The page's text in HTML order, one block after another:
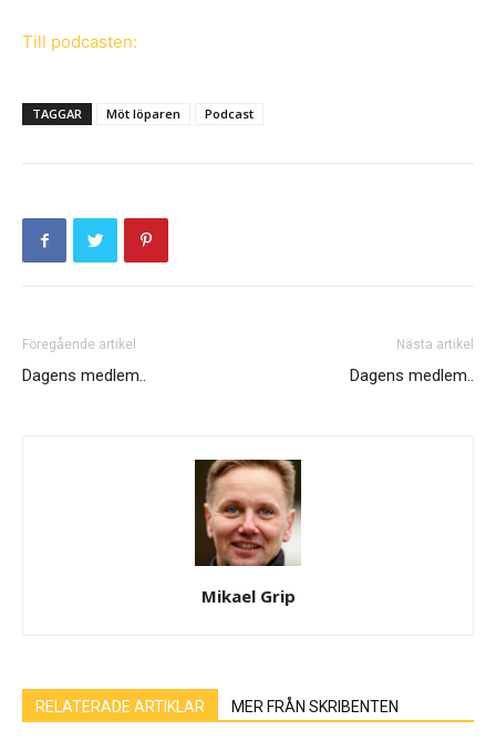
Till podcasten:
TAGGAR Möt löparen Podcast
Föregående artikel
Dagens medlem..
Nästa artikel
Dagens medlem..
Mikael Grip
RELATERADE ARTIKLAR MER FRÅN SKRIBENTEN